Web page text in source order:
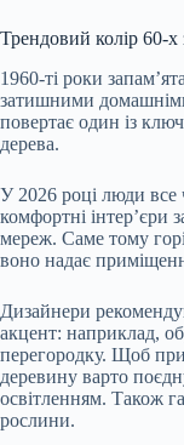
Трендовий колір 60-х
1960-ті роки
затишними
повертає один із
дерева.
У 2026 році люди все
комфортні інтер’єри
мереж. Саме тому
воно надає
Дизайнери
акцент: наприклад,
перегородку. Щоб
деревину варто
освітленням. Також
рослини.